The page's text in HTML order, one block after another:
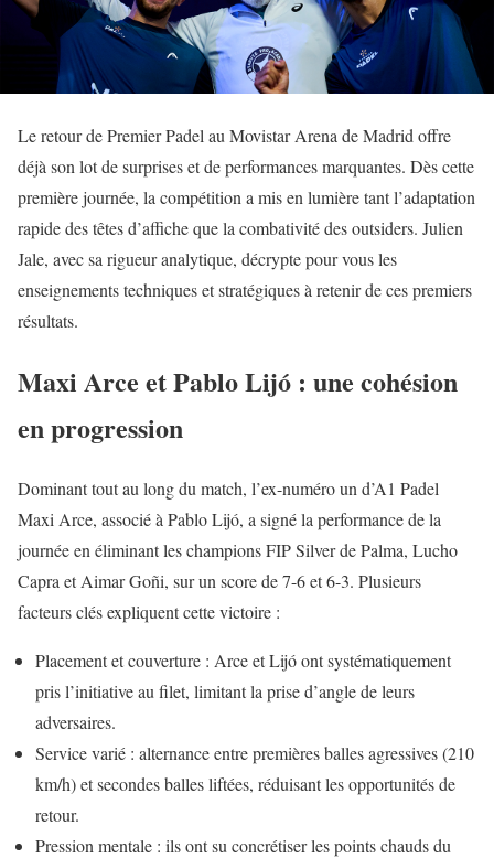
Le retour de Premier Padel au Movistar Arena de Madrid offre
déjà son lot de surprises et de performances marquantes. Dès cette
première journée, la compétition a mis en lumière tant l’adaptation
rapide des têtes d’affiche que la combativité des outsiders. Julien
Jale, avec sa rigueur analytique, décrypte pour vous les
enseignements techniques et stratégiques à retenir de ces premiers
résultats.
Maxi Arce et Pablo Lijó : une cohésion
en progression
Dominant tout au long du match, l’ex-numéro un d’A1 Padel
Maxi Arce, associé à Pablo Lijó, a signé la performance de la
journée en éliminant les champions FIP Silver de Palma, Lucho
Capra et Aimar Goñi, sur un score de 7-6 et 6-3. Plusieurs
facteurs clés expliquent cette victoire :
Placement et couverture : Arce et Lijó ont systématiquement
pris l’initiative au filet, limitant la prise d’angle de leurs
adversaires.
Service varié : alternance entre premières balles agressives (210
km/h) et secondes balles liftées, réduisant les opportunités de
retour.
Pression mentale : ils ont su concrétiser les points chauds du